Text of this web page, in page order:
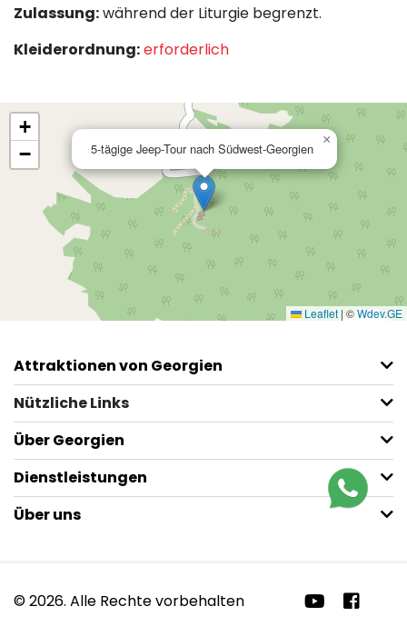
Zulassung:während der Liturgie begrenzt.
Kleiderordnung:erforderlich
5-tägige Jeep-Tour nach Südwest-Georgien
×
+
−
Leaflet | ©Wdev.GE
Attraktionen von Georgien
Nützliche Links
Über Georgien
Dienstleistungen
Über uns
© 2026. Alle Rechte vorbehalten